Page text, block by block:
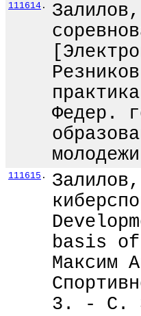
111614 .
Федер.
111615 .
basis of
Максим
3. - С.